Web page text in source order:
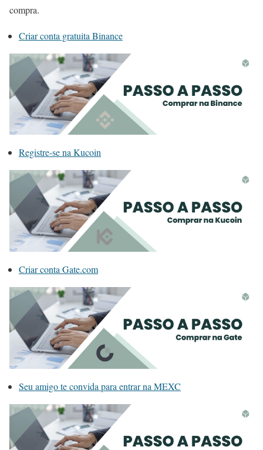
compra.
Criar conta gratuita Binance
Registre-se na Kucoin
Criar conta Gate.com
Seu amigo te convida para entrar na MEXC